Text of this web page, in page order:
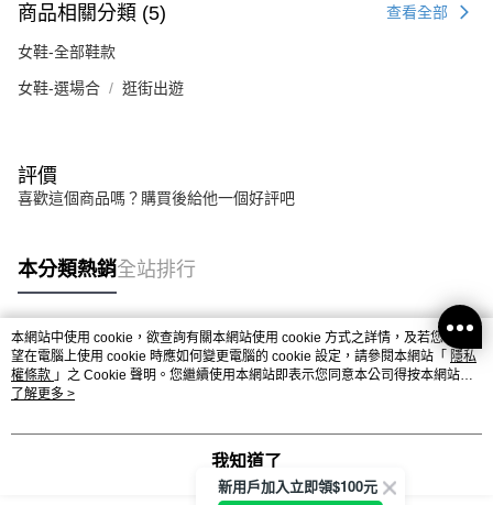
商品相關分類 (5) 查看全部
女鞋-全部鞋款
女鞋-選場合 逛街出遊
評價
喜歡這個商品嗎？購買後給他一個好評吧
本分類熱銷全站排行
熱門標籤
本網站中使用 cookie，欲查詢有關本網站使用 cookie 方式之詳情，及若您不希
望在電腦上使用 cookie 時應如何變更電腦的 cookie 設定，請參閱本網站「 隱私
權條款 」之 Cookie 聲明。您繼續使用本網站即表示您同意本公司得按本網站使
用條款之 Cookie 聲明使用 cookie。
了解更多 >
我知道了
新用戶加入立即領$100元